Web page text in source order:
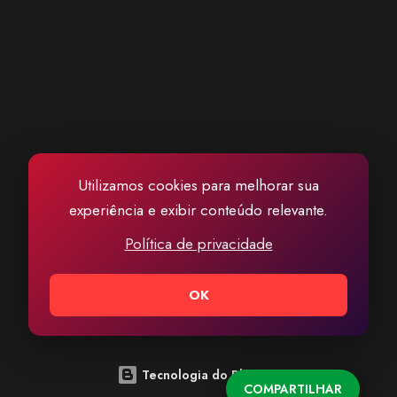
Utilizamos cookies para melhorar sua
experiência e exibir conteúdo relevante.
Política de privacidade
OK
COMPARTILHAR
Tecnologia do Blogger